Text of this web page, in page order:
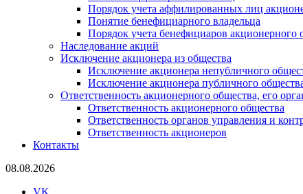
Порядок учета аффилированных лиц
Понятие бенефициарного владельца
Порядок учета бенефициаров акционерного
Наследование акций
Исключение акционера из общества
Исключение акционера непубличного
Исключение акционера публичного
Ответственность акционерного общества, его
Ответственность акционерного общества
Ответственность органов управления и
Ответственность акционеров
Контакты
08.08.2026
VK